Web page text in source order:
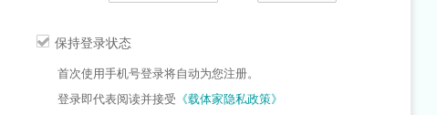
保持登录状态
首次使用手机号登录将自动为您注册。
登录即代表阅读并接受 《载体家隐私政策》